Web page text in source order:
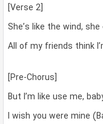
[Verse 2]
She’s like the wind,
All of my friends think
[Pre-Chorus]
But I’m like use me,
I wish you were mine